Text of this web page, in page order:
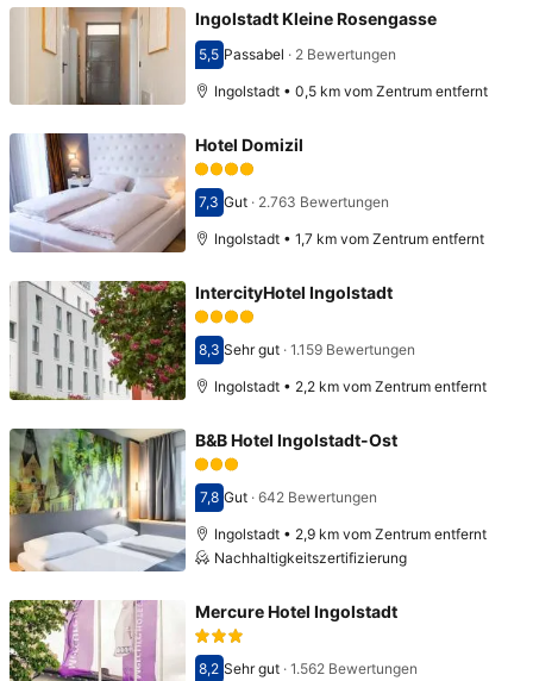
Ingolstadt Kleine Rosengasse
Bewertet mit 5,5
5,5 Passabel · 2 Bewertungen
Ingolstadt • 0,5 km vom Zentrum entfernt
Hotel Domizil
Bewertet mit 7,3
7,3 Gut· 2.763 Bewertungen
Ingolstadt • 1,7 km vom Zentrum entfernt
IntercityHotel Ingolstadt
Bewertet mit 8,3
8,3 Sehr gut· 1.159 Bewertungen
Ingolstadt • 2,2 km vom Zentrum entfernt
B&B Hotel Ingolstadt-Ost
Bewertet mit 7,8
7,8 Gut· 642 Bewertungen
Ingolstadt • 2,9 km vom Zentrum entfernt
Nachhaltigkeitszertifizierung
Mercure Hotel Ingolstadt
8,2 Sehr gut· 1.562 Bewertungen